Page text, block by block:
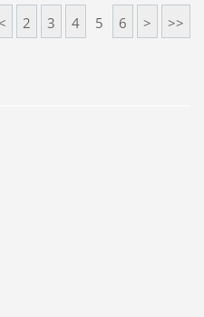
2 3 4 5 6 > >>